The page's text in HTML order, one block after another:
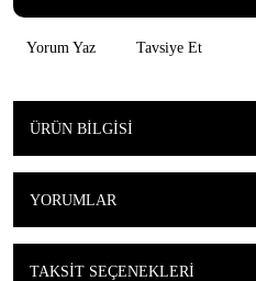
Yorum Yaz Tavsiye Et
ÜRÜN BILGISI
YORUMLAR
TAKSIT SEÇENEKLERI